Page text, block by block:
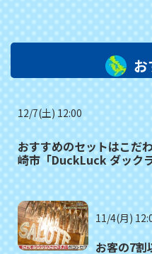
12/7(土) 12:00
おすすめのセットはこだ
崎市「DuckLuck ダックラ
11/4(月)
お客の7